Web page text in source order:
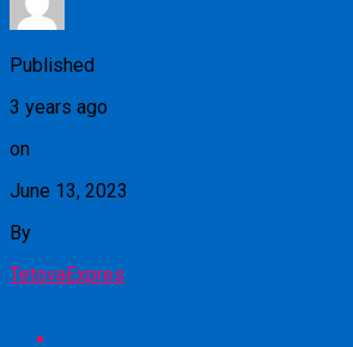
Published
3 years ago
on
June 13, 2023
By
TetovaExpres